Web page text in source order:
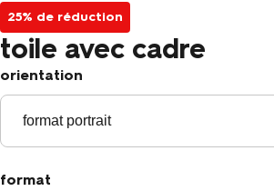
25% de réduction
toile avec cadre
orientation
format